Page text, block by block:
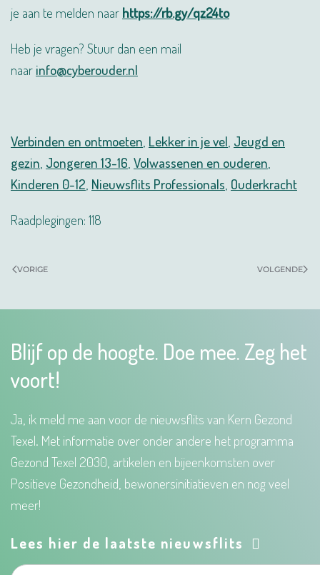
je aan te melden naar https://rb.gy/qz24to
Heb je vragen? Stuur dan een mail
naar info@cyberouder.nl
Verbinden en ontmoeten Lekker in je vel Jeugd en
gezin Jongeren 13-16 Volwassenen en ouderen
Kinderen 0-12 Nieuwsflits Professionals Ouderkracht
Raadplegingen: 118
VORIGE VOLGENDE
Blijf op de hoogte. Doe mee. Zeg het
voort!
Ja, ik meld me aan voor de nieuwsflits van Kern Gezond
Texel. Met informatie over onder andere het programma
Gezond Texel 2030, artikelen en bijeenkomsten over
Positieve Gezondheid, bewonersinitiatieven en nog veel
meer!
Lees hier de laatste nieuwsflits